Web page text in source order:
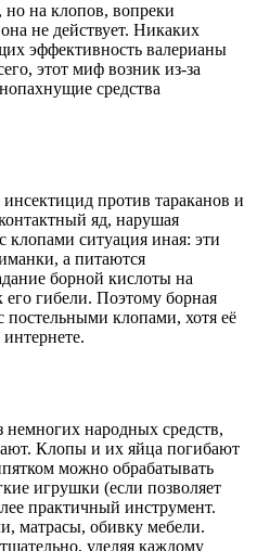
но на клопов, вопреки
не действует. Никаких
эффективность валерианы
этот миф возник из-за
средства
против тараканов и
яд, нарушая
ситуация иная: эти
а питаются
борной кислоты на
гибели. Поэтому борная
постельными клопами, хотя её
народных средств,
Клопы и их яйца погибают
можно обрабатывать
игрушки (если позволяет
практичный инструмент.
матрасы, обивку мебели.
уделяя каждому